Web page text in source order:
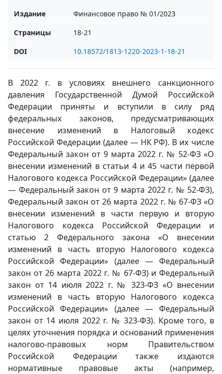
Издание
Финансовое право № 01/2023
Страницы
18-21
DOI
10.18572/1813-1220-2023-1-18-21
В 2022 г. в условиях внешнего санкционного
давления Государственной Думой Российской
Федерации приняты и вступили в силу ряд
федеральных законов, предусматривающих
внесение изменений в Налоговый кодекс
Российской Федерации (далее — НК РФ). В их числе
Федеральный закон от 9 марта 2022 г. № 52-ФЗ «О
внесении изменений в статьи 4 и 45 части первой
Налогового кодекса Российской Федерации» (далее
— Федеральный закон от 9 марта 2022 г. № 52-ФЗ),
Федеральный закон от 26 марта 2022 г. № 67-ФЗ «О
внесении изменений в части первую и вторую
Налогового кодекса Российской Федерации и
статью 2 Федерального закона «О внесении
изменений в часть вторую Налогового кодекса
Российской Федерации» (далее — Федеральный
закон от 26 марта 2022 г. № 67-ФЗ) и Федеральный
закон от 14 июля 2022 г. № 323-ФЗ «О внесении
изменений в часть вторую Налогового кодекса
Российской Федерации» (далее — Федеральный
закон от 14 июля 2022 г. № 323-ФЗ). Кроме того, в
целях уточнения порядка и оснований применения
налогово-правовых норм Правительством
Российской Федерации также издаются
нормативные правовые акты (например,